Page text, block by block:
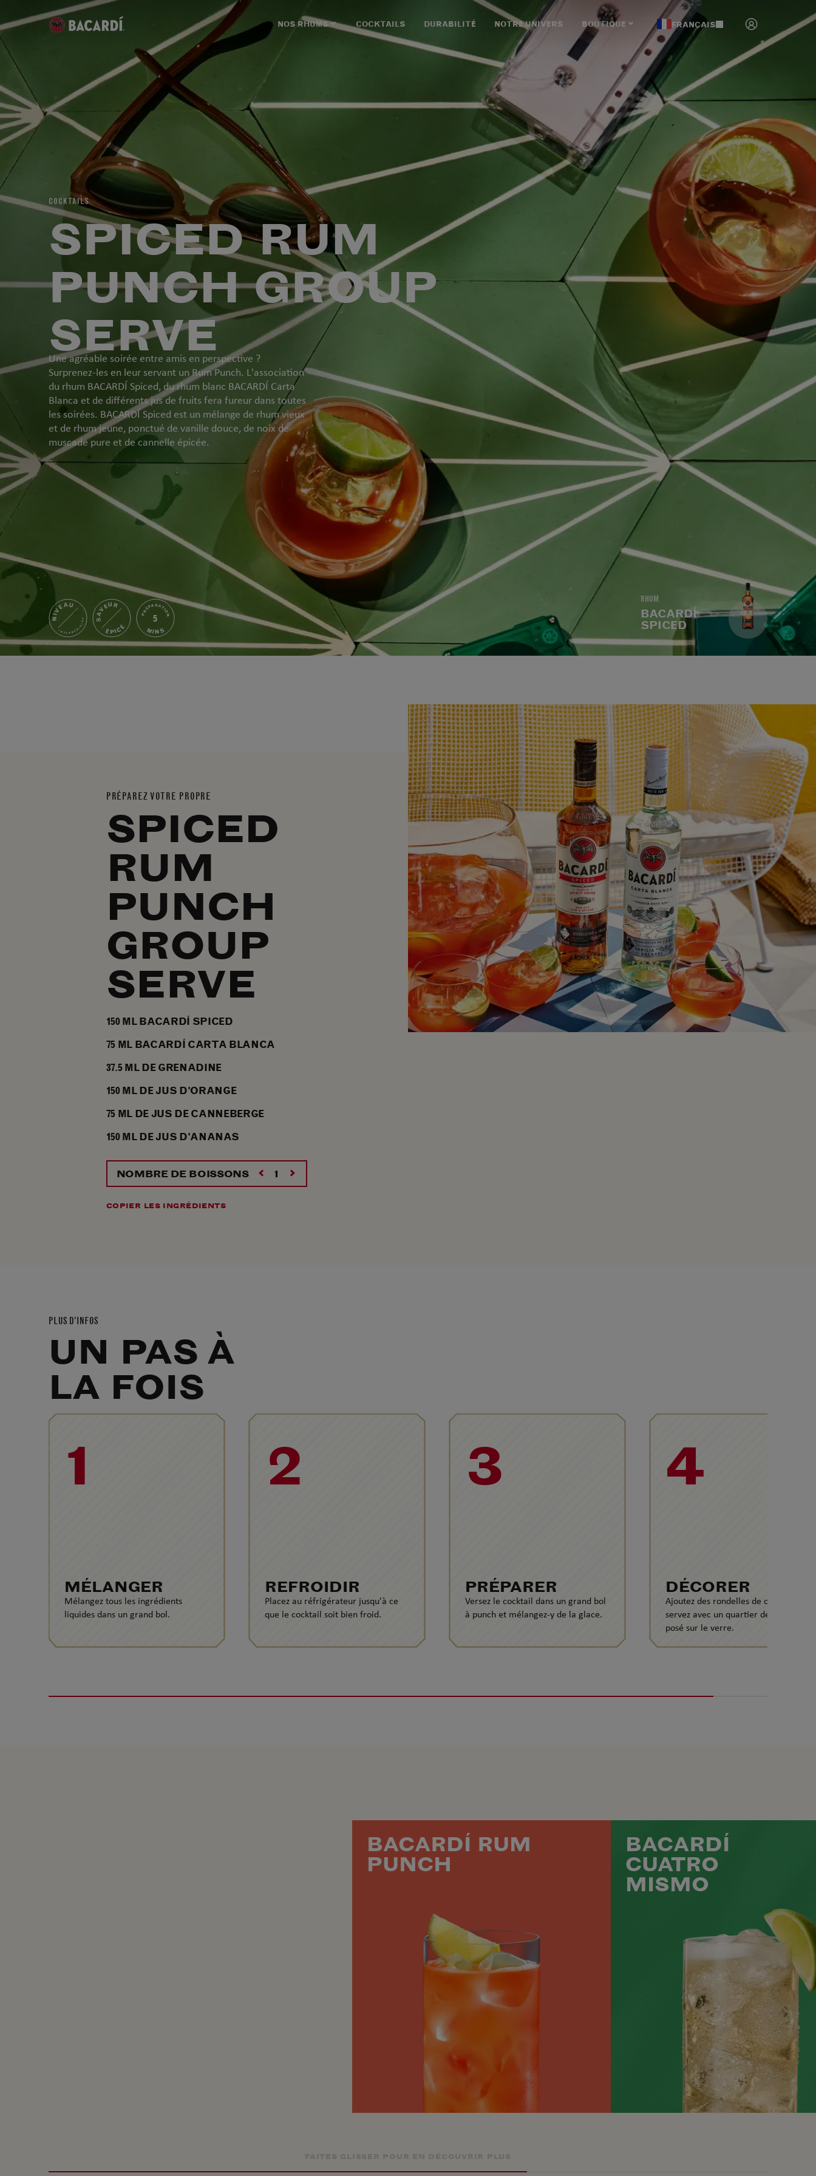
NOS RHUMS COCKTAILS DURABILITÉ NOTRE UNIVERS BOUTIQUE FRANÇAIS
RHUM
BACARDÍ
SPICED
COCKTAILS
SPICED RUM
PUNCH GROUP
SERVE
Une agréable soirée entre amis en perspective ?
Surprenez-les en leur servant un Rum Punch. L'association
du rhum BACARDÍ Spiced, du rhum blanc BACARDÍ Carta
Blanca et de différents jus de fruits fera fureur dans toutes
les soirées. BACARDÍ Spiced est un mélange de rhum vieux
et de rhum jeune, ponctué de vanille douce, de noix de
muscade pure et de cannelle épicée.
NIVEAU
INTERMÉDIAIRE
SAVEUR
ÉPICÉ
PRÉPARATION
5
MINS
PRÉPAREZ VOTRE PROPRE
SPICED
RUM
PUNCH
GROUP
SERVE
150MLBACARDÍ SPICED
75 ML BACARDÍ CARTA BLANCA
37.5MLDE GRENADINE
150MLDE JUS D'ORANGE
75 ML DE JUS DE CANNEBERGE
150MLDE JUS D'ANANAS
NOMBRE DE BOISSONS
COPIER LES INGRÉDIENTS
PLUS D'INFOS
UN PAS À
LA FOIS
1
MÉLANGER
Mélangez tous les ingrédients
liquides dans un grand bol.
2
REFROIDIR
Placez au réfrigérateur jusqu'à ce
que le cocktail soit bien froid.
3
PRÉPARER
Versez le cocktail dans un grand bol
à punch et mélangez-y de la glace.
4
DÉCORER
Ajoutez des rondelles de citron et
servez avec un quartier de citron
posé sur le verre.
BACARDÍ RUM
PUNCH
BACARDÍ
CUATRO
MISMO